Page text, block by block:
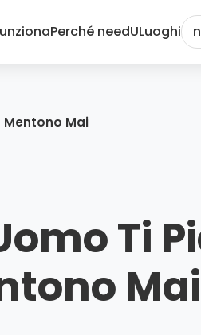
Perché needULuoghi
Mentono Mai
Ti
Mai